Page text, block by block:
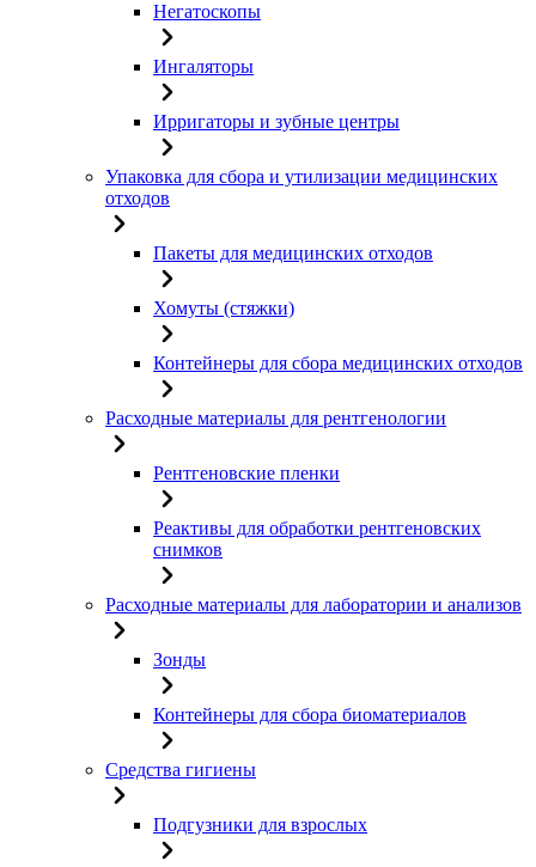
Негатоскопы
Ингаляторы
Ирригаторы и зубные центры
Упаковка для сбора и утилизации медицинских
отходов
Пакеты для медицинских отходов
Хомуты (стяжки)
Контейнеры для сбора медицинских отходов
Расходные материалы для рентгенологии
Рентгеновские пленки
Реактивы для обработки рентгеновских
снимков
Расходные материалы для лаборатории и анализов
Зонды
Контейнеры для сбора биоматериалов
Средства гигиены
Подгузники для взрослых